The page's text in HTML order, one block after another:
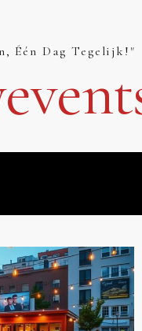
Één Dag Tegelijk!"